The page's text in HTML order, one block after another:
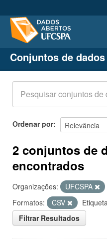
Conjuntos de dados
Organizações
Grupos
Sobre
Conjuntos de dados
Ordenar por
2 conjuntos de
encontrados
Organizações: UFCSPA
Formatos:
CSV
Filtrar Resultados